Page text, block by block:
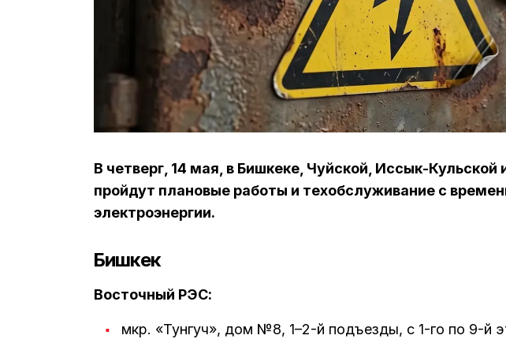
В четверг, 14 мая, в Бишкеке, Чуйской, Иссык-Кульской
пройдут плановые работы и техобслуживание с
электроэнергии.
Бишкек
Восточный РЭС:
мкр. «Тунгуч», дом №8, 1–2-й подъезды, с 1-го по 9-й